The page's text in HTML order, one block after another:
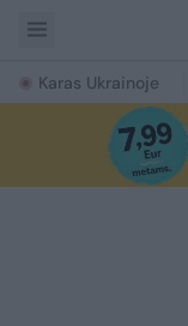
Karas Ukrainoje